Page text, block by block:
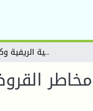
"تسيير مخاطر القروض البنكية وأثرىا على أداء البنوك دراسة حالة بنك الفلاحة والتنمية الريفية وكالة عين الملح"